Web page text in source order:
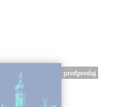
predpredaj